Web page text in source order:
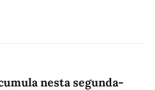
nesta segunda-